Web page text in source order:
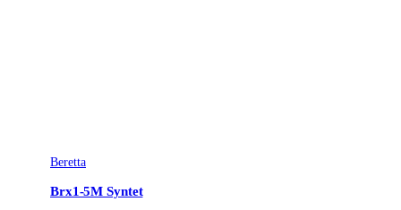
Beretta
Brx1-5M Syntet